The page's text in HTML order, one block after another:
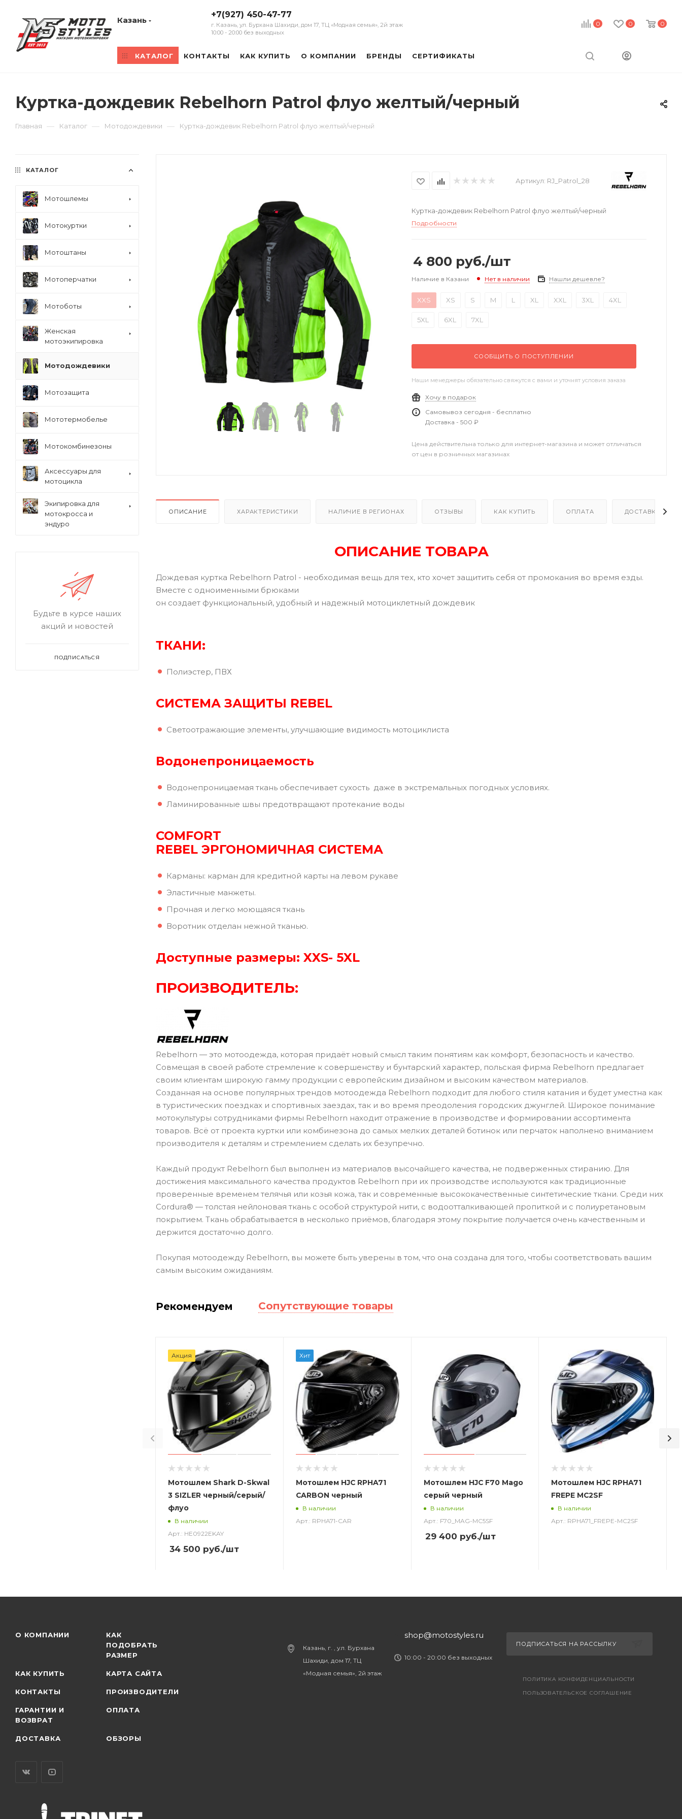
0 0 0
Казань
+7(927) 450-47-77
г. Казань, ул. Бурхана Шахиди, дом 17, ТЦ «Модная семья», 2й этаж
10:00 - 20:00 без выходных
КАТАЛОГ КОНТАКТЫ КАК КУПИТЬ О КОМПАНИИ БРЕНДЫ СЕРТИФИКАТЫ
Куртка-дождевик Rebelhorn Patrol флуо желтый/черный
Главная — Каталог — Мотодождевики — Куртка-дождевик Rebelhorn Patrol флуо желтый/черный
Артикул: RJ_Patrol_28
Куртка-дождевик Rebelhorn Patrol флуо желтый/черный
Подробности
4 800 руб./шт
Наличие в Казани Нет в наличии Нашли дешевле?
XXS XS S M L XL XXL 3XL 4XL
5XL 6XL 7XL
СООБЩИТЬ О ПОСТУПЛЕНИИ
Наши менеджеры обязательно свяжутся с вами и уточнят условия заказа
Хочу в подарок
Самовывоз сегодня - бесплатно
Доставка - 500 ₽
Цена действительна только для интернет-магазина и может отличаться
от цен в розничных магазинах
ОПИСАНИЕ ХАРАКТЕРИСТИКИ НАЛИЧИЕ В РЕГИОНАХ ОТЗЫВЫ КАК КУПИТЬ ОПЛАТА ДОСТАВКА
ОПИСАНИЕ ТОВАРА
Дождевая куртка Rebelhorn Patrol - необходимая вещь для тех, кто хочет защитить себя от промокания во время езды.
Вместе с одноименными брюками
он создает функциональный, удобный и надежный мотоциклетный дождевик
ТКАНИ:
Полиэстер, ПВХ
СИСТЕМА ЗАЩИТЫ REBEL
Светоотражающие элементы, улучшающие видимость мотоциклиста
Водонепроницаемость
Водонепроницаемая ткань обеспечивает сухость даже в экстремальных погодных условиях.
Ламинированные швы предотвращают протекание воды
COMFORT
REBEL ЭРГОНОМИЧНАЯ СИСТЕМА
Карманы: карман для кредитной карты на левом рукаве
Эластичные манжеты.
Прочная и легко моющаяся ткань
Воротник отделан нежной тканью.
Доступные размеры: XXS- 5XL
ПРОИЗВОДИТЕЛЬ:
Rebelhorn — это мотоодежда, которая придаёт новый смысл таким понятиям как комфорт, безопасность и качество.
Совмещая в своей работе стремление к совершенству и бунтарский характер, польская фирма Rebelhorn предлагает
своим клиентам широкую гамму продукции с европейским дизайном и высоким качеством материалов.
Созданная на основе популярных трендов мотоодежда Rebelhorn подходит для любого стиля катания и будет уместна как
в туристических поездках и спортивных заездах, так и во время преодоления городских джунглей. Широкое понимание
мотокультуры сотрудниками фирмы Rebelhorn находит отражение в производстве и формировании ассортимента
товаров. Всё от проекта куртки или комбинезона до самых мелких деталей ботинок или перчаток наполнено вниманием
производителя к деталям и стремлением сделать их безупречно.
Каждый продукт Rebelhorn был выполнен из материалов высочайшего качества, не подверженных стиранию. Для
достижения максимального качества продуктов Rebelhorn при их производстве используются как традиционные
проверенные временем телячья или козья кожа, так и современные высококачественные синтетические ткани. Среди них
Cordura® — толстая нейлоновая ткань с особой структурой нити, с водоотталкивающей пропиткой и с полиуретановым
покрытием. Ткань обрабатывается в несколько приёмов, благодаря этому покрытие получается очень качественным и
держится достаточно долго.
Покупая мотоодежду Rebelhorn, вы можете быть уверены в том, что она создана для того, чтобы соответствовать вашим
самым высоким ожиданиям.
Рекомендуем Сопутствующие товары
Акция
Мотошлем Shark D-Skwal
3 SIZLER черный/серый/
флуо
В наличии
Арт.: HE0922EKAY
34 500 руб./шт
Хит
Мотошлем HJC RPHA71
CARBON черный
В наличии
Арт.: RPHA71-CAR
Мотошлем HJC F70 Mago
серый черный
В наличии
Арт.: F70_MAG-MC5SF
29 400 руб./шт
Мотошлем HJC RPHA71
FREPE MC2SF
В наличии
Арт.: RPHA71_FREPE-MC2SF
КАТАЛОГ
Мотошлемы
Мотокуртки
Мотоштаны
Мотоперчатки
Мотоботы
Женская
мотоэкипировка
Мотодождевики
Мотозащита
Мототермобелье
Мотокомбинезоны
Аксессуары для
мотоцикла
Экипировка для
мотокросса и
эндуро
Будьте в курсе наших
акций и новостей
ПОДПИСАТЬСЯ
О КОМПАНИИ
КАК
ПОДОБРАТЬ
РАЗМЕР
КАК КУПИТЬ КАРТА САЙТА
КОНТАКТЫ ПРОИЗВОДИТЕЛИ
ГАРАНТИИ И
ВОЗВРАТ
ОПЛАТА
ДОСТАВКА ОБЗОРЫ
Казань, г. , ул. Бурхана
Шахиди, дом 17, ТЦ
«Модная семья», 2й этаж
shop@motostyles.ru
10:00 - 20:00 без выходных
ПОДПИСАТЬСЯ НА РАССЫЛКУ
ПОЛИТИКА КОНФИДЕНЦИАЛЬНОСТИ
ПОЛЬЗОВАТЕЛЬСКОЕ СОГЛАШЕНИЕ